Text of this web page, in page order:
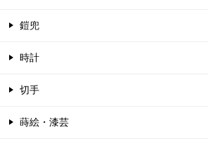
鎧兜
時計
切手
蒔絵・漆芸